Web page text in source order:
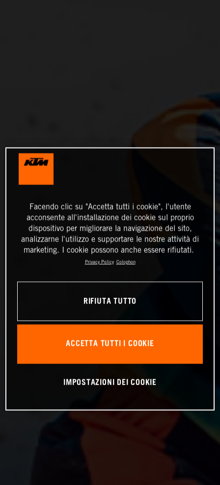
Facendo clic su "Accetta tutti i cookie", l'utente
acconsente all'installazione dei cookie sul proprio
dispositivo per migliorare la navigazione del sito,
analizzarne l'utilizzo e supportare le nostre attività di
marketing. I cookie possono anche essere rifiutati.
Privacy Policy Colophon
RIFIUTA TUTTO
ACCETTA TUTTI I COOKIE
IMPOSTAZIONI DEI COOKIE